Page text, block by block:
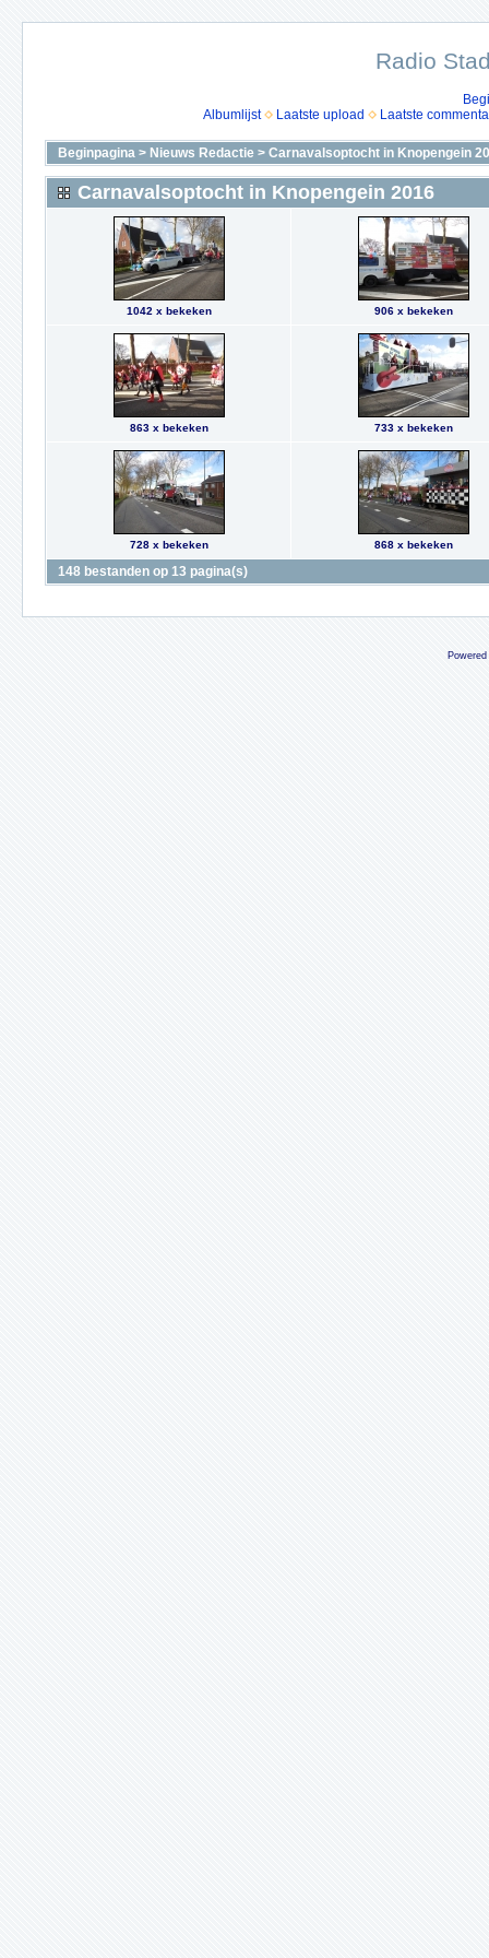
Radio
Albumlijst
Laatste upload Laatste
Beginpagina > Nieuws Redactie > Carnavalsoptocht in Knopengein
Carnavalsoptocht in Knopengein 2016
1042 x bekeken 906 x bekeken
863 x bekeken 733 x bekeken
728 x bekeken 868 x bekeken
148 bestanden op 13 pagina(s)